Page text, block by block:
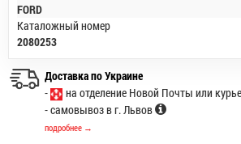
FORD
Каталожный номер
2080253
Доставка по Украине
-
на отделение Новой Почты или
- самовывоз в г. Львов
подробнее →